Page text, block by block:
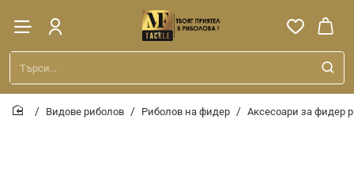
Търси...
Видове риболов Риболов на фидер Аксесоари за фидер